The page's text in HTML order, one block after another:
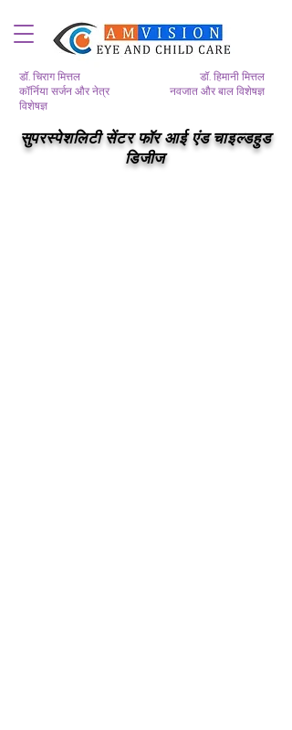
सुपरस्पेशलिटी सेंटर फॉर आई एंड चाइल्डहुड
डिजीज
डॉ. चिराग मित्तल
कॉर्निया सर्जन और नेत्र
विशेषज्ञ
डॉ. हिमानी मित्तल
नवजात और बाल विशेषज्ञ